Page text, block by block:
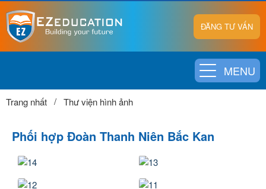
ĐĂNG TƯ VẤN
MENU
Trang nhất Thư viện hình ảnh
Phối hợp Đoàn Thanh Niên Bắc Kan